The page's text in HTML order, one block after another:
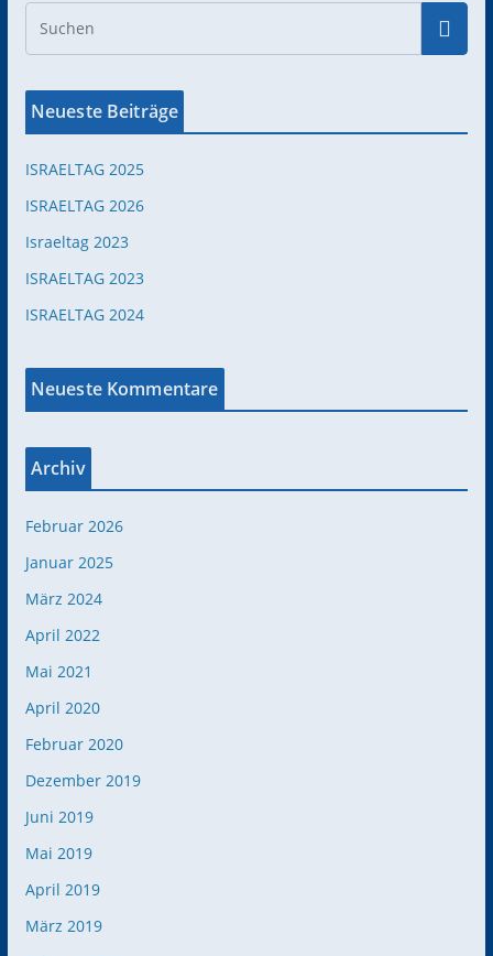
Neueste Beiträge
ISRAELTAG 2025
ISRAELTAG 2026
Israeltag 2023
ISRAELTAG 2023
ISRAELTAG 2024
Neueste Kommentare
Archiv
Februar 2026
Januar 2025
März 2024
April 2022
Mai 2021
April 2020
Februar 2020
Dezember 2019
Juni 2019
Mai 2019
April 2019
März 2019